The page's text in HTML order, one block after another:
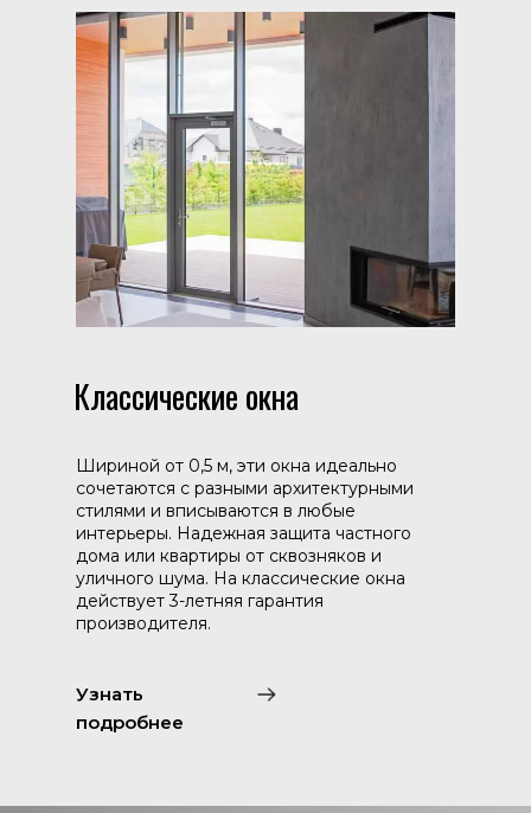
Узнать
подробнее
Шириной от 0,5 м, эти окна идеально
сочетаются с разными архитектурными
стилями и вписываются в любые
интерьеры. Надежная защита частного
дома или квартиры от сквозняков и
уличного шума. На классические окна
действует 3-летняя гарантия
производителя.
Классические окна